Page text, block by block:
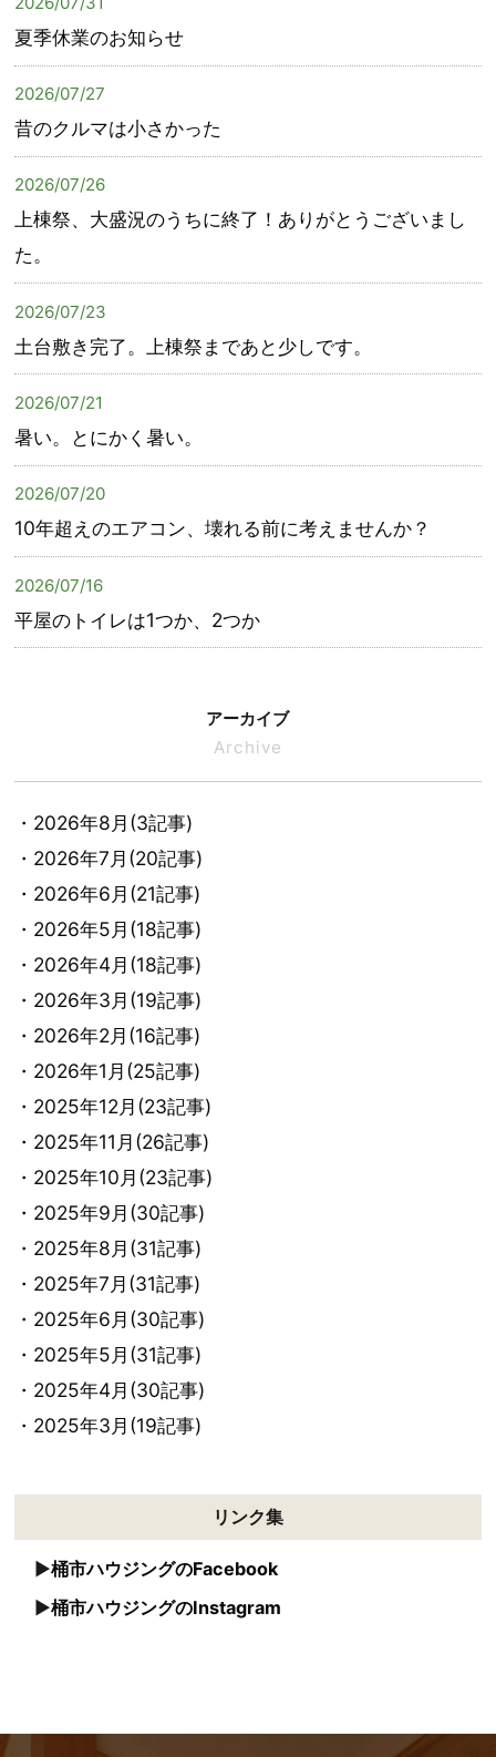
夏季休業のお知らせ
2026/07/27
昔のクルマは小さかった
2026/07/26
上棟祭、大盛況のうちに終了！ありがとうございまし
た。
2026/07/23
土台敷き完了。上棟祭まであと少しです。
2026/07/21
暑い。とにかく暑い。
2026/07/20
10年超えのエアコン、壊れる前に考えませんか？
2026/07/16
平屋のトイレは1つか、2つか
アーカイブ
Archive
・2026年8月(3記事)
・2026年7月(20記事)
・2026年6月(21記事)
・2026年5月(18記事)
・2026年4月(18記事)
・2026年3月(19記事)
・2026年2月(16記事)
・2026年1月(25記事)
・2025年12月(23記事)
・2025年11月(26記事)
・2025年10月(23記事)
・2025年9月(30記事)
・2025年8月(31記事)
・2025年7月(31記事)
・2025年6月(30記事)
・2025年5月(31記事)
・2025年4月(30記事)
・2025年3月(19記事)
リンク集
桶市ハウジングのFacebook
桶市ハウジングのInstagram